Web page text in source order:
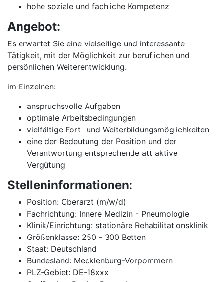
hohe soziale und fachliche Kompetenz
Angebot:
Es erwartet Sie eine vielseitige und interessante
Tätigkeit, mit der Möglichkeit zur beruflichen und
persönlichen Weiterentwicklung.
im Einzelnen:
anspruchsvolle Aufgaben
optimale Arbeitsbedingungen
vielfältige Fort- und Weiterbildungsmöglichkeiten
eine der Bedeutung der Position und der
Verantwortung entsprechende attraktive
Vergütung
Stelleninformationen:
Position: Oberarzt (m/w/d)
Fachrichtung: Innere Medizin - Pneumologie
Klinik/Einrichtung: stationäre Rehabilitationsklinik
Größenklasse: 250 - 300 Betten
Staat: Deutschland
Bundesland: Mecklenburg-Vorpommern
PLZ-Gebiet: DE-18xxx